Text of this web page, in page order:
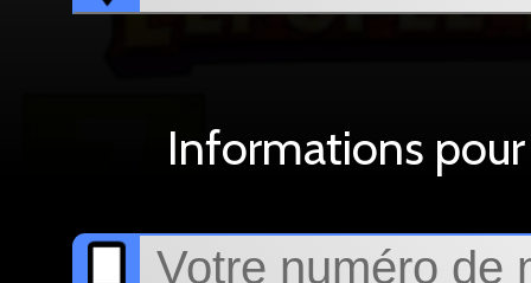
Informations